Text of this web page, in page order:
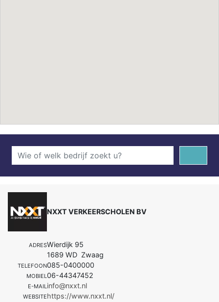
NXXT VERKEERSCHOLEN BV
ADRESWierdijk 95
1689 WD Zwaag
TELEFOON085-0400000
MOBIEL 06-44347452
E-MAIL info@nxxt.nl
WEBSITEhttps://www.nxxt.nl/